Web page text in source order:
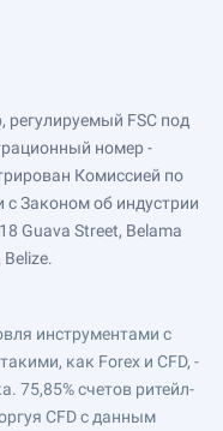
регулируемый FSC под
номер -
Комиссией по
с Законом об индустрии
Guava Street, Belama
Belize.
инструментами с
как Forex и CFD, -
75,85% счетов ритейл-
CFD с данным